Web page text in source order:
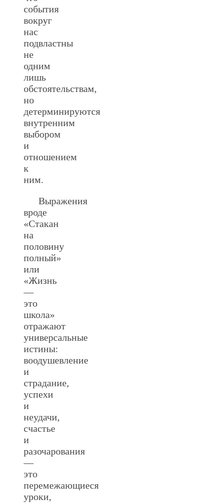
события
вокруг
нас
подвластны
не
одним
лишь
обстоятельствам,
но
детерминируются
внутренним
выбором
и
отношением
к
ним.
Выражения
вроде
«Стакан
на
половину
полный»
или
«Жизнь
—
это
школа»
отражают
универсальные
истины:
воодушевление
и
страдание,
успехи
и
неудачи,
счастье
и
разочарования
—
это
перемежающиеся
уроки,